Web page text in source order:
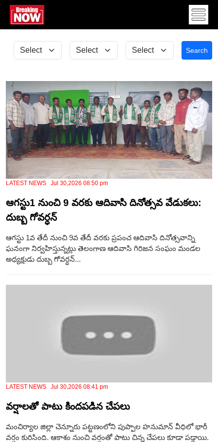
Search
LATEST NEWS Jul 30,2026 08:50 pm
ఆగస్టు1 నుంచి 9 వరకు ఆదివాసి దినోత్సవ వేడుకలు:
దుబ్బ గోవర్ధన్
ఆగస్టు 1వ తేదీ నుంచి 9వ తేదీ వరకు ప్రపంచ ఆదివాసి దినోత్సవాన్ని
ఘనంగా నిర్వహిస్తున్నట్లు తెలంగాణ ఆదివాసి గిరిజన సంఘం మండల
అధ్యక్షుడు దుబ్బ గోవర్ధన్...
LATEST NEWS Jul 30,2026 08:41 pm
వర్షాలతో పాటు కిందపడిన చేపలు‪
మంచిర్యాల జిల్లా చెన్నూరు పట్టణంలోని పుప్పాల హనుమాన్ వీధిలో భారీ
వ‌ర్షం కురిసింది. ఆకాశం నుంచి వర్షంతో పాటు చిన్న చేపలు కూడా పడ్డాయి.